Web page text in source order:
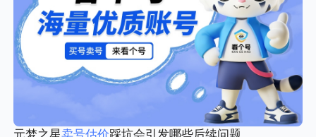
元梦之星卖号估价踩坑会引发哪些后续问题